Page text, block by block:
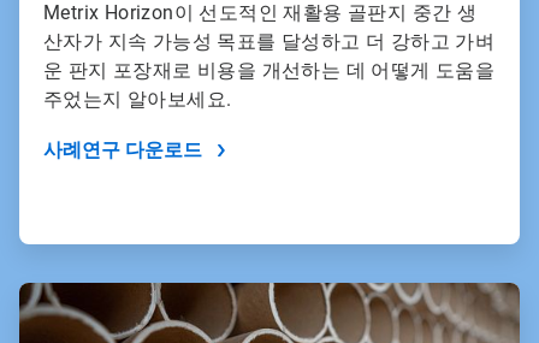
Metrix Horizon이 선도적인 재활용 골판지 중간 생
산자가 지속 가능성 목표를 달성하고 더 강하고 가벼
운 판지 포장재로 비용을 개선하는 데 어떻게 도움을
주었는지 알아보세요.
사례연구 다운로드
ArticleTile
2/2